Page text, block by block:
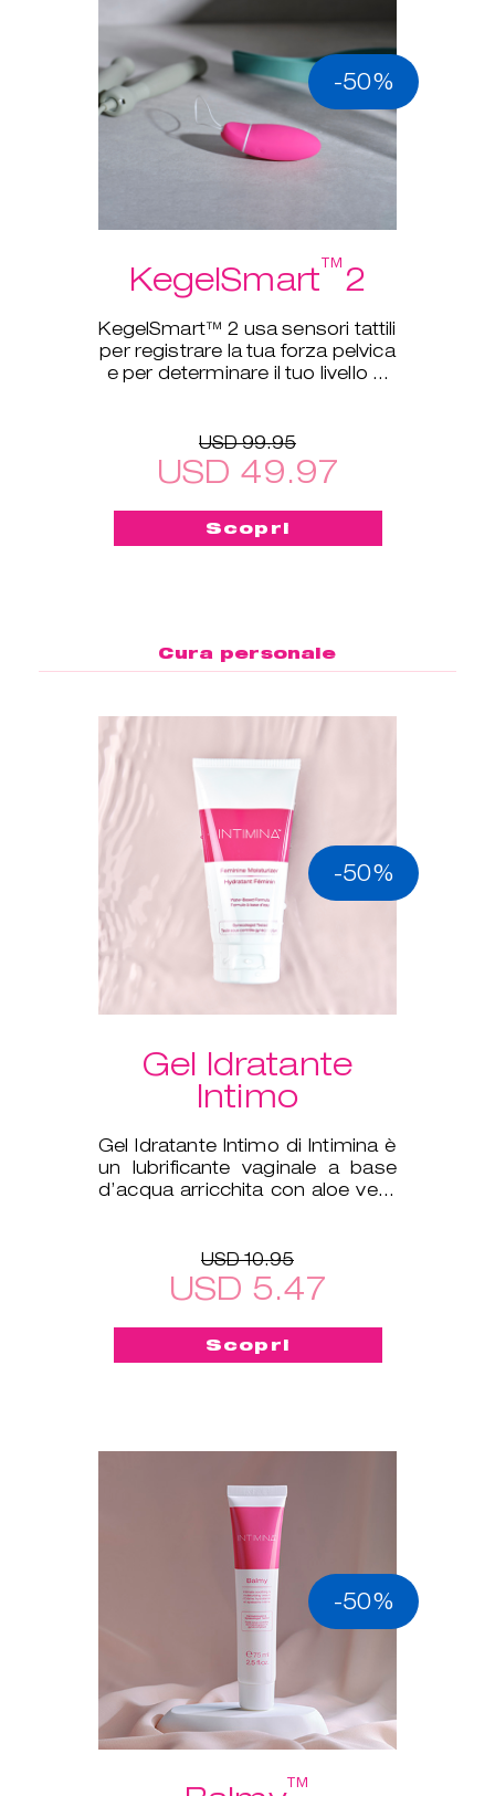
-50%
KegelSmart™2
KegelSmart™ 2 usa sensori tattili
per registrare la tua forza pelvica
e per determinare il tuo livello di
USD 99.95
USD 49.97
Scopri
Cura personale
-50%
Gel Idratante
Intimo
Gel Idratante Intimo di Intimina è
un lubrificante vaginale a base
d’acqua arricchita con aloe vera
USD 10.95
USD 5.47
Scopri
-50%
™